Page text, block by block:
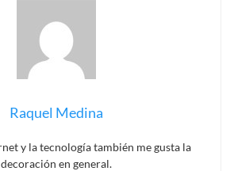
Raquel Medina
y la tecnología también me gusta la
decoración en general.